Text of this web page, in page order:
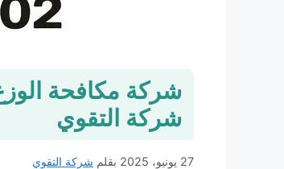
شركة التقوي
27 يونيو، 2025 بقلم شركة التقوي